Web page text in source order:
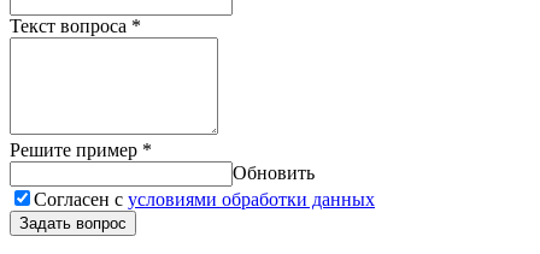
Текст вопроса *
Решите пример *
Обновить
Согласен с условиями обработки данных
Задать вопрос